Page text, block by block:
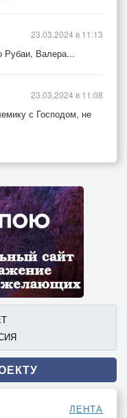
Рубаи, Валера...
23.03.2024 в 11:13
с Господом, не
23.03.2024 в 11:08
ЛЕНТА